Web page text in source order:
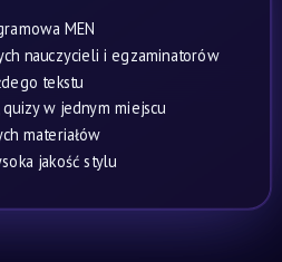
MEN
nauczycieli i egzaminatorów
tekstu
w jednym miejscu
materiałów
jakość stylu